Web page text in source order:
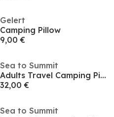
Gelert
Camping Pillow
9,00 €
Sea to Summit
Adults Travel Camping Pillows
32,00 €
Sea to Summit